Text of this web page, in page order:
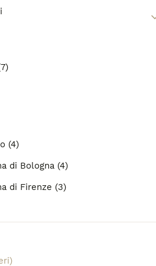
(4)
di Bologna (4)
di Firenze (3)
di gatto.
cuccioli!!!